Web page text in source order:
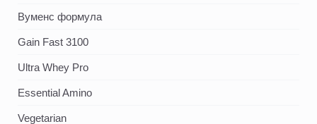
Вуменс формула
Gain Fast 3100
Ultra Whey Pro
Essential Amino
Vegetarian